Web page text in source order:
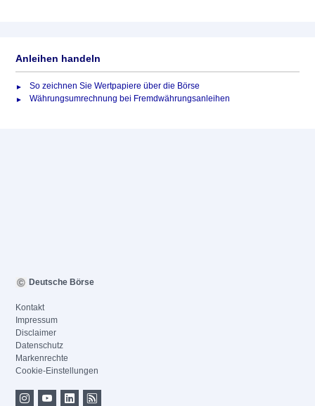
Anleihen handeln
So zeichnen Sie Wertpapiere über die Börse
Währungsumrechnung bei Fremdwährungsanleihen
Deutsche Börse
Kontakt
Impressum
Disclaimer
Datenschutz
Markenrechte
Cookie-Einstellungen